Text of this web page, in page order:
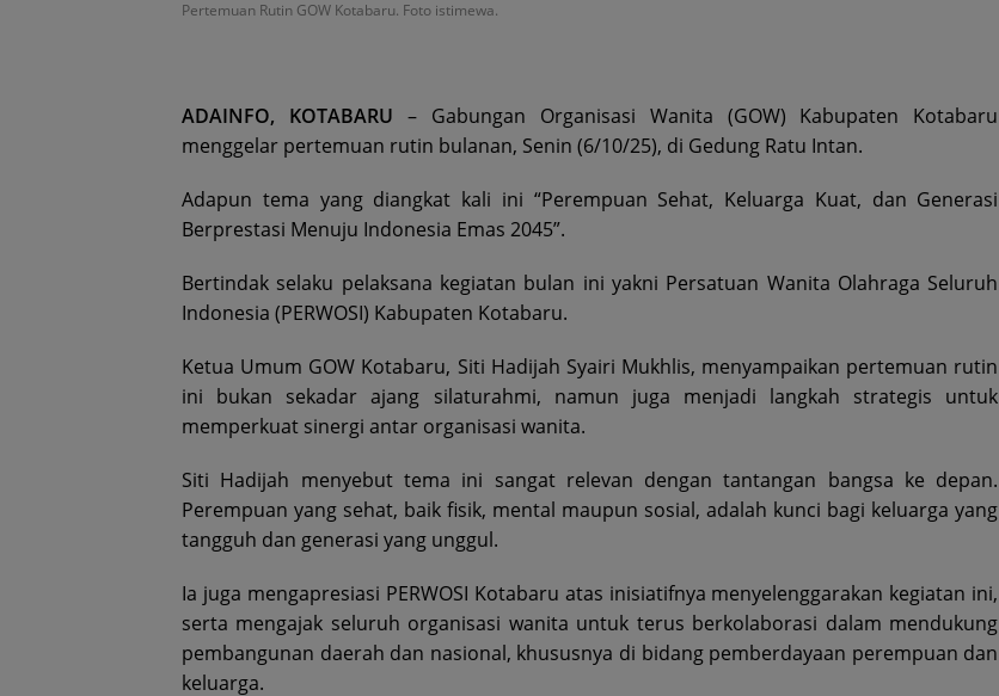
Pertemuan Rutin GOW Kotabaru. Foto istimewa.
ADAINFO, KOTABARU – Gabungan Organisasi Wanita (GOW) Kabupaten Kotabaru
menggelar pertemuan rutin bulanan, Senin (6/10/25), di Gedung Ratu Intan.
Adapun tema yang diangkat kali ini “Perempuan Sehat, Keluarga Kuat, dan Generasi
Berprestasi Menuju Indonesia Emas 2045”.
Bertindak selaku pelaksana kegiatan bulan ini yakni Persatuan Wanita Olahraga Seluruh
Indonesia (PERWOSI) Kabupaten Kotabaru.
Ketua Umum GOW Kotabaru, Siti Hadijah Syairi Mukhlis, menyampaikan pertemuan rutin
ini bukan sekadar ajang silaturahmi, namun juga menjadi langkah strategis untuk
memperkuat sinergi antar organisasi wanita.
Siti Hadijah menyebut tema ini sangat relevan dengan tantangan bangsa ke depan.
Perempuan yang sehat, baik fisik, mental maupun sosial, adalah kunci bagi keluarga yang
tangguh dan generasi yang unggul.
Ia juga mengapresiasi PERWOSI Kotabaru atas inisiatifnya menyelenggarakan kegiatan ini,
serta mengajak seluruh organisasi wanita untuk terus berkolaborasi dalam mendukung
pembangunan daerah dan nasional, khususnya di bidang pemberdayaan perempuan dan
keluarga.